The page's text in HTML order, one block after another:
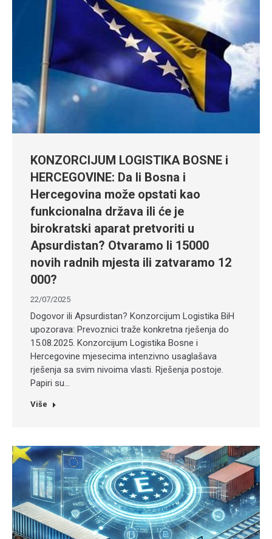
KONZORCIJUM LOGISTIKA BOSNE i
HERCEGOVINE: Da li Bosna i
Hercegovina može opstati kao
funkcionalna država ili će je
birokratski aparat pretvoriti u
Apsurdistan? Otvaramo li 15000
novih radnih mjesta ili zatvaramo 12
000?
22/07/2025
Dogovor ili Apsurdistan? Konzorcijum Logistika BiH
upozorava: Prevoznici traže konkretna rješenja do
15.08.2025. Konzorcijum Logistika Bosne i
Hercegovine mjesecima intenzivno usaglašava
rješenja sa svim nivoima vlasti. Rješenja postoje.
Papiri su…
Više